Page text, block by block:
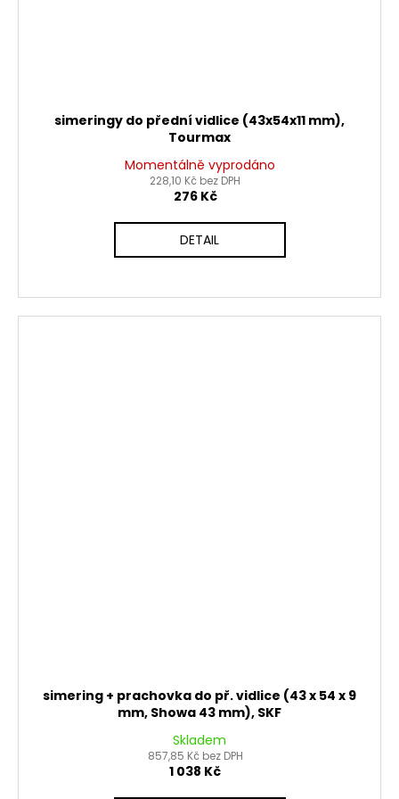
simeringy do přední vidlice (43x54x11 mm),
Tourmax
Momentálně vyprodáno
228,10 Kč bez DPH
276 Kč
DETAIL
simering + prachovka do př. vidlice (43 x 54 x 9
mm, Showa 43 mm), SKF
Skladem
857,85 Kč bez DPH
1 038 Kč